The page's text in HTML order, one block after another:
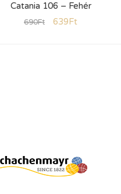
Catania 106 – Fehér
690Ft 639Ft